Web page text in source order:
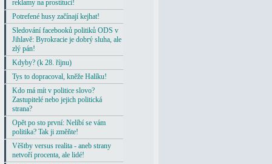
reklamy na prostituci!
Potrefené husy začínají kejhat!
Sledování facebooků politiků ODS v
Jihlavě: Byrokracie je dobrý sluha, ale
zlý pán!
Kdyby? (k 28. říjnu)
Tys to dopracoval, kněže Halíku!
Kdo má mít v politice slovo?
Zastupitelé nebo jejich politická
strana?
Opět po sto první: Nelíbí se vám
politika? Tak ji změňte!
Věštby versus realita - aneb strany
netvoří procenta, ale lidé!